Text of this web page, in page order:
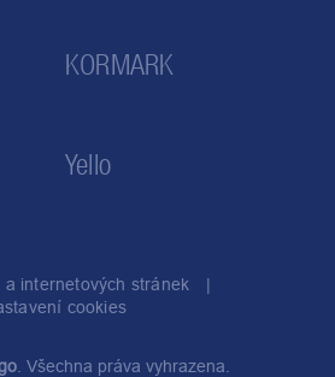
KORMARK
Yello
internetových stránek
cookies
. Všechna práva vyhrazena.